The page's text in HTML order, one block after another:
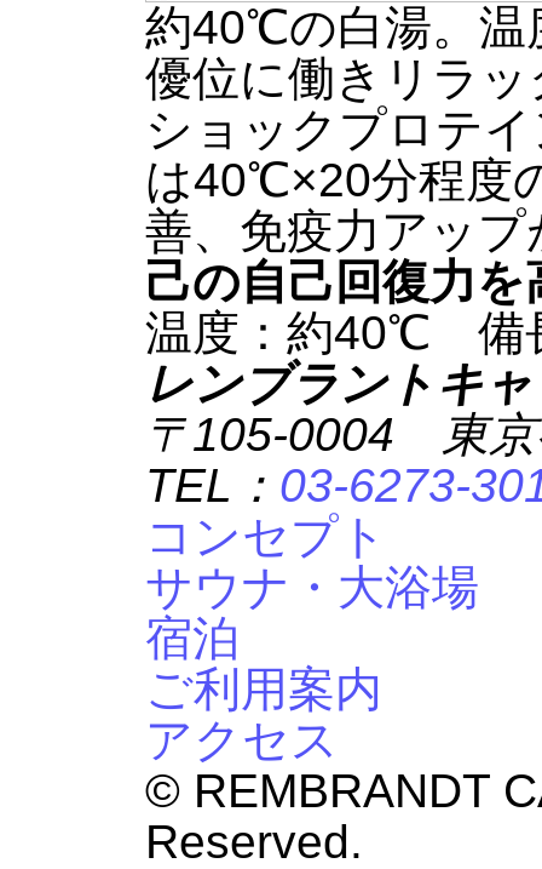
約40℃の白湯。温
優位に働きリラ
ショックプロテ
は40℃×20分程度
善、免疫力アッ
己の自己回復力を
温度：約40℃ 備
レンブラントキ
〒105-0004 東京
TEL： 03-6273-
コンセプト
サウナ・大浴場
宿泊
ご利用案内
アクセス
© REMBRANDT
Reserved.